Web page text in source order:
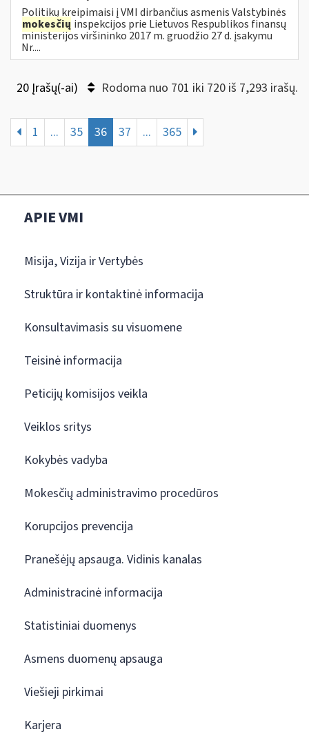
Politikų kreipimaisi į VMI dirbančius asmenis Valstybinės
mokesčių inspekcijos prie Lietuvos Respublikos finansų
ministerijos viršininko 2017 m. gruodžio 27 d. įsakymu
Nr....
20 Įrašų(-ai) Rodoma nuo 701 iki 720 iš 7,293 irašų.
1 ... 35 36 37 ... 365
APIE VMI
Misija, Vizija ir Vertybės
Struktūra ir kontaktinė informacija
Konsultavimasis su visuomene
Teisinė informacija
Peticijų komisijos veikla
Veiklos sritys
Kokybės vadyba
Mokesčių administravimo procedūros
Korupcijos prevencija
Pranešėjų apsauga. Vidinis kanalas
Administracinė informacija
Statistiniai duomenys
Asmens duomenų apsauga
Viešieji pirkimai
Karjera